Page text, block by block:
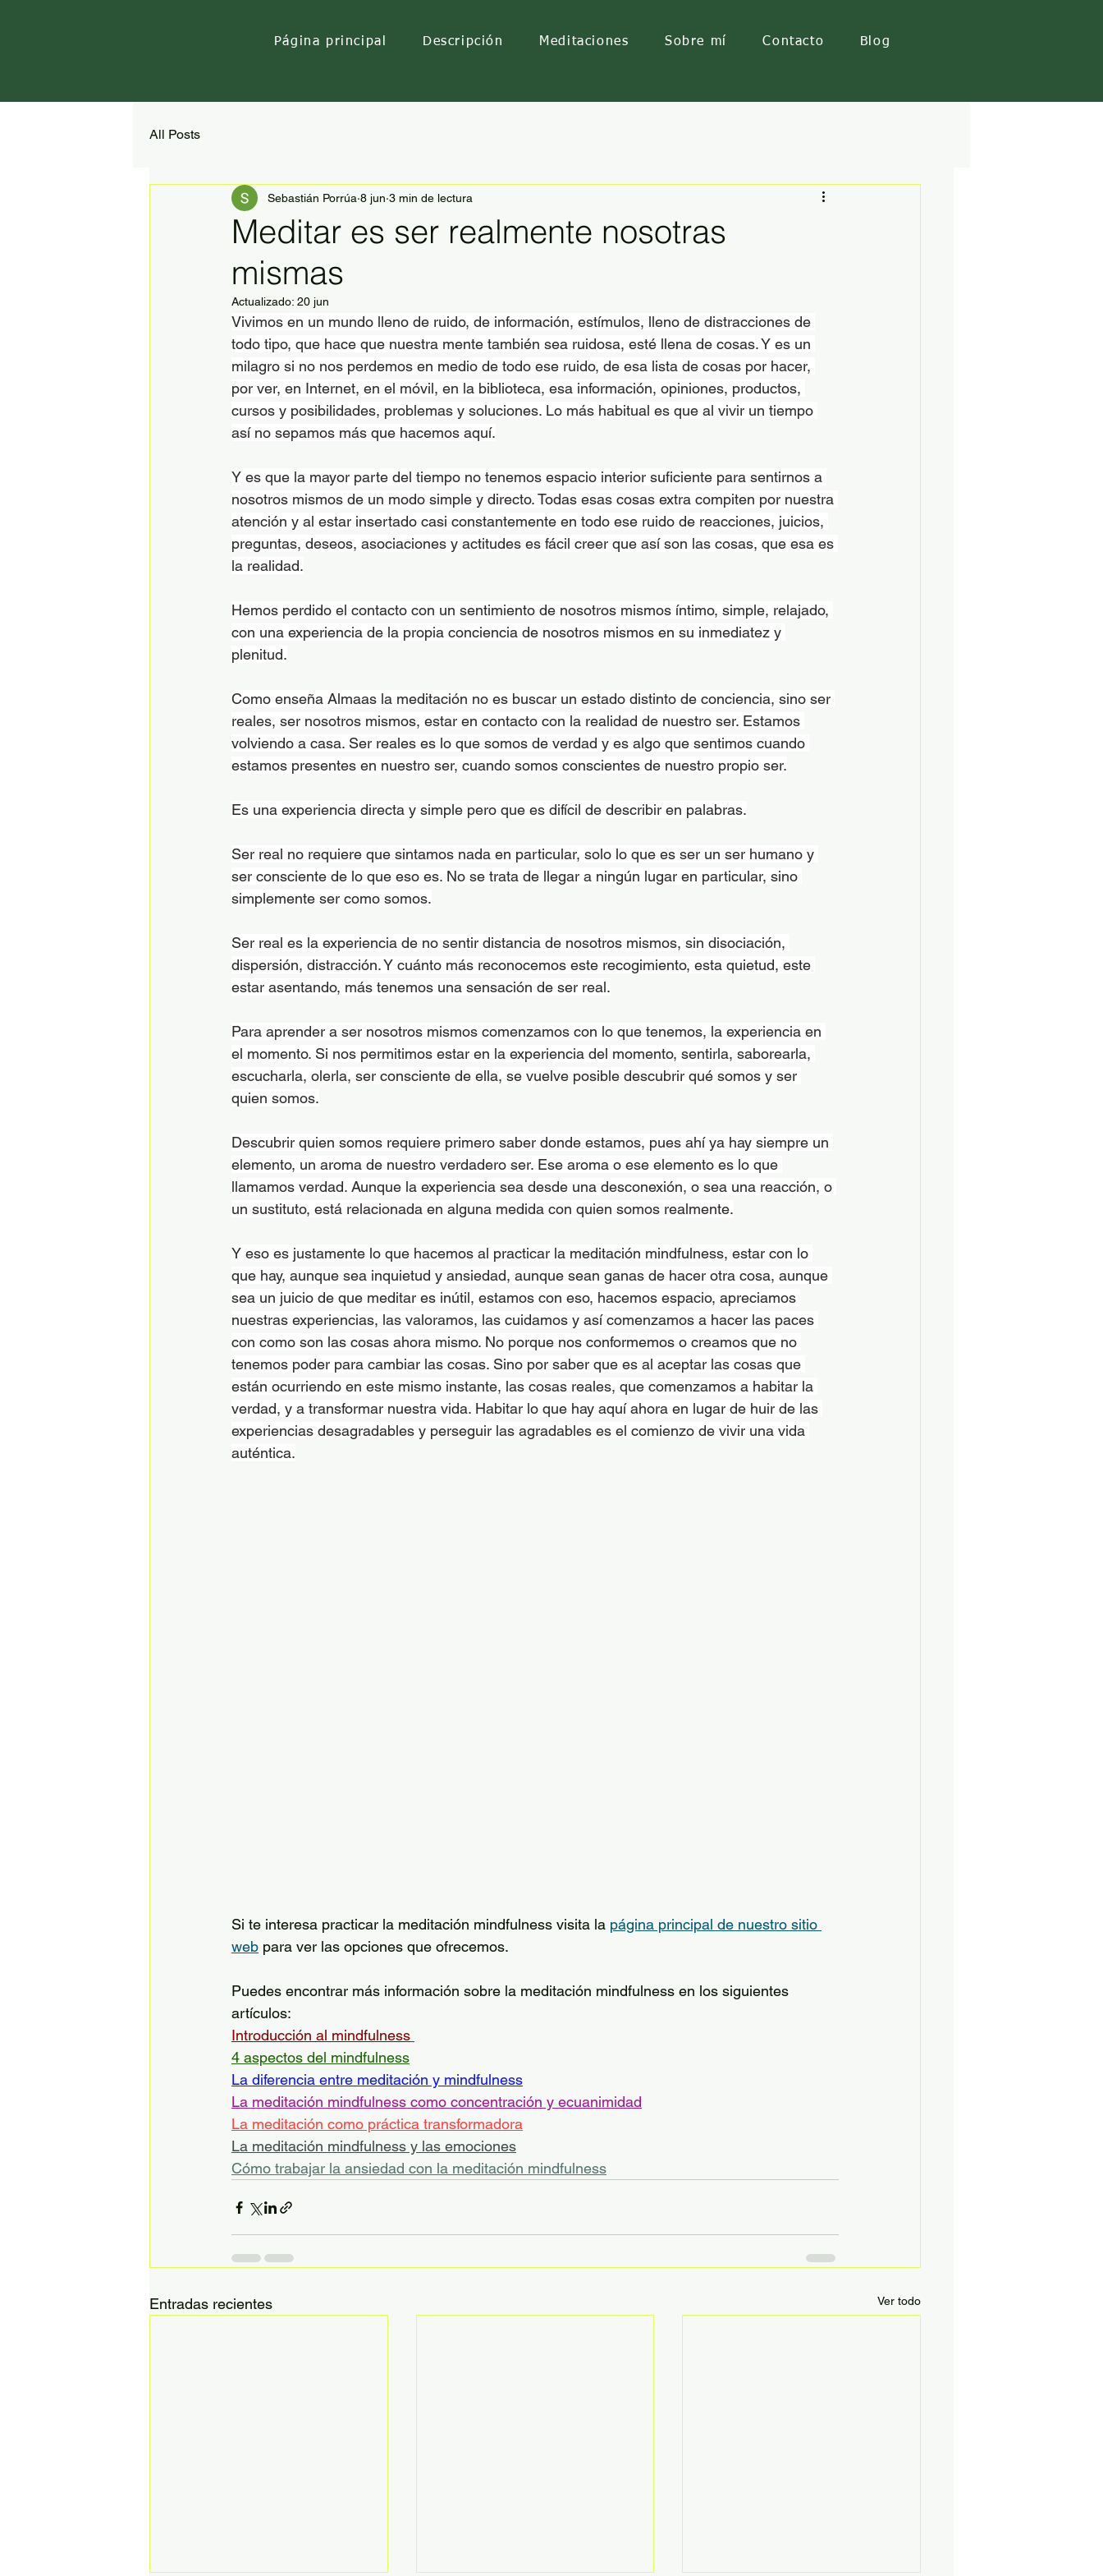
Página principal Descripción Meditaciones Sobre mí Contacto Blog
All Posts
Meditar es ser realmente nosotras
mismas
Sebastián Porrúa 8 jun 3 min de lectura
Actualizado: 20 jun
Vivimos en un mundo lleno de ruido, de información, estímulos, lleno de distracciones de
todo tipo, que hace que nuestra mente también sea ruidosa, esté llena de cosas. Y es un
milagro si no nos perdemos en medio de todo ese ruido, de esa lista de cosas por hacer,
por ver, en Internet, en el móvil, en la biblioteca, esa información, opiniones, productos,
cursos y posibilidades, problemas y soluciones. Lo más habitual es que al vivir un tiempo
así no sepamos más que hacemos aquí.
Y es que la mayor parte del tiempo no tenemos espacio interior suficiente para sentirnos a
nosotros mismos de un modo simple y directo. Todas esas cosas extra compiten por nuestra
atención y al estar insertado casi constantemente en todo ese ruido de reacciones, juicios,
preguntas, deseos, asociaciones y actitudes es fácil creer que así son las cosas, que esa es
la realidad.
Hemos perdido el contacto con un sentimiento de nosotros mismos íntimo, simple, relajado,
con una experiencia de la propia conciencia de nosotros mismos en su inmediatez y
plenitud.
Como enseña Almaas la meditación no es buscar un estado distinto de conciencia, sino ser
reales, ser nosotros mismos, estar en contacto con la realidad de nuestro ser. Estamos
volviendo a casa. Ser reales es lo que somos de verdad y es algo que sentimos cuando
estamos presentes en nuestro ser, cuando somos conscientes de nuestro propio ser.
Es una experiencia directa y simple pero que es difícil de describir en palabras.
Ser real no requiere que sintamos nada en particular, solo lo que es ser un ser humano y
ser consciente de lo que eso es. No se trata de llegar a ningún lugar en particular, sino
simplemente ser como somos.
Ser real es la experiencia de no sentir distancia de nosotros mismos, sin disociación,
dispersión, distracción. Y cuánto más reconocemos este recogimiento, esta quietud, este
estar asentando, más tenemos una sensación de ser real.
Para aprender a ser nosotros mismos comenzamos con lo que tenemos, la experiencia en
el momento. Si nos permitimos estar en la experiencia del momento, sentirla, saborearla,
escucharla, olerla, ser consciente de ella, se vuelve posible descubrir qué somos y ser
quien somos.
Descubrir quien somos requiere primero saber donde estamos, pues ahí ya hay siempre un
elemento, un aroma de nuestro verdadero ser. Ese aroma o ese elemento es lo que
llamamos verdad. Aunque la experiencia sea desde una desconexión, o sea una reacción, o
un sustituto, está relacionada en alguna medida con quien somos realmente.
Y eso es justamente lo que hacemos al practicar la meditación mindfulness, estar con lo
que hay, aunque sea inquietud y ansiedad, aunque sean ganas de hacer otra cosa, aunque
sea un juicio de que meditar es inútil, estamos con eso, hacemos espacio, apreciamos
nuestras experiencias, las valoramos, las cuidamos y así comenzamos a hacer las paces
con como son las cosas ahora mismo. No porque nos conformemos o creamos que no
tenemos poder para cambiar las cosas. Sino por saber que es al aceptar las cosas que
están ocurriendo en este mismo instante, las cosas reales, que comenzamos a habitar la
verdad, y a transformar nuestra vida. Habitar lo que hay aquí ahora en lugar de huir de las
experiencias desagradables y perseguir las agradables es el comienzo de vivir una vida
auténtica.
Si te interesa practicar la meditación mindfulness visita la página principal de nuestro sitio
web para ver las opciones que ofrecemos.
Puedes encontrar más información sobre la meditación mindfulness en los siguientes
artículos:
Introducción al mindfulness
4 aspectos del mindfulness
La diferencia entre meditación y mindfulness
La meditación mindfulness como concentración y ecuanimidad
La meditación como práctica transformadora
La meditación mindfulness y las emociones
Cómo trabajar la ansiedad con la meditación mindfulness
Entradas recientes Ver todo